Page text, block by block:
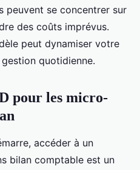
peuvent se concentrer sur
des coûts imprévus.
peut dynamiser votre
quotidienne.
pour les micro-
accéder à un
bilan comptable est un